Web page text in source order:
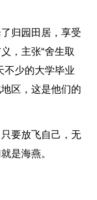
归园田居，享受
，主张“舍生取
不少的大学毕业
区，这是他们的
要放飞自己，无
是海燕。